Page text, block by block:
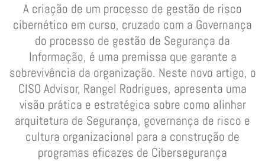
A criação de um processo de gestão de risco
cibernético em curso, cruzado com a Governança
do processo de gestão de Segurança da
Informação, é uma premissa que garante a
sobrevivência da organização. Neste novo artigo, o
CISO Advisor, Rangel Rodrigues, apresenta uma
visão prática e estratégica sobre como alinhar
arquitetura de Segurança, governança de risco e
cultura organizacional para a construção de
programas eficazes de Cibersegurança